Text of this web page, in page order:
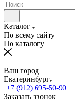
Каталог
По всему сайту
По каталогу
Ваш город
Екатеринбург
+7 (912) 695-50-90
Заказать звонок